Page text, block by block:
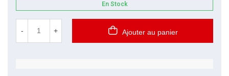
En Stock
- + Ajouter au panier